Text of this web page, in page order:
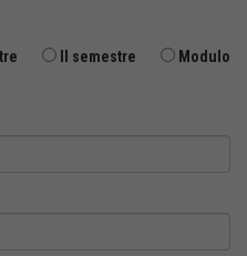
II semestre Modulo